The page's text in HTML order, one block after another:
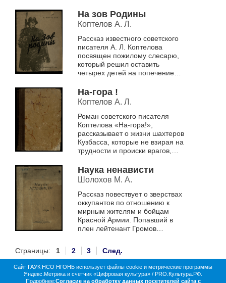
На зов Родины
Коптелов А. Л.
Рассказ известного советского
писателя А. Л. Коптелова
посвящен пожилому слесарю,
который решил оставить
четырех детей на попечение
добровольцем
На-гора !
Коптелов А. Л.
Роман советского писателя
Коптелова «На-гора!»,
рассказывает о жизни шахтеров
Кузбасса, которые не взирая на
трудности и происки врагов,
рекордам во благо родины
Наука ненависти
Шолохов М. А.
Рассказ повествует о зверствах
оккупантов по отношению к
мирным жителям и бойцам
Красной Армии. Попавший в
плен лейтенант Громов
немецкого плена и учится
ненавидеть врага ...
Страницы: 1 2 3 След.
О библиотеке Коллекции
Цифровая жизнь
Сайт ГАУК НСО НГОНБ использует файлы cookie и метрические программы
Яндекс.Метрика и счетчик «Цифровая культура» / PRO.Культура.РФ.
Подробнее:Согласие на обработку данных посетителей сайта с